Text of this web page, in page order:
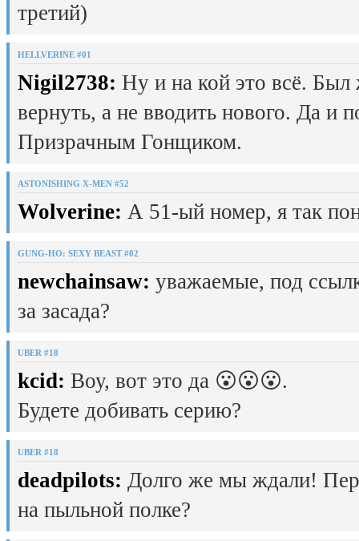
третий)
HELLVERINE #01
Nigil2738: Ну и на кой это всё.
вернуть, а не вводить нового. Да и
Призрачным Гонщиком.
ASTONISHING X-MEN #52
Wolverine: А 51-ый номер, я так
GUNG-HO: SEXY BEAST #02
newchainsaw: уважаемые, под
за засада?
UBER #18
kcid: Воу, вот это да 😮😮😮.
Будете добивать серию?
UBER #18
deadpilots: Долго же мы ждали!
на пыльной полке?